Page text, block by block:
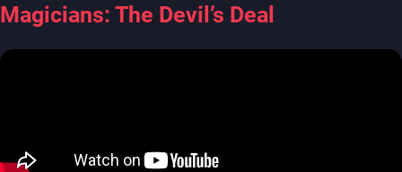
Magicians: The Devil’s Deal